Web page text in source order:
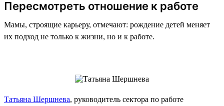
Пересмотреть отношение к работе
Мамы, строящие карьеру, отмечают: рождение детей меняет
их подход не только к жизни, но и к работе.
Татьяна Шершнева, руководитель сектора по работе